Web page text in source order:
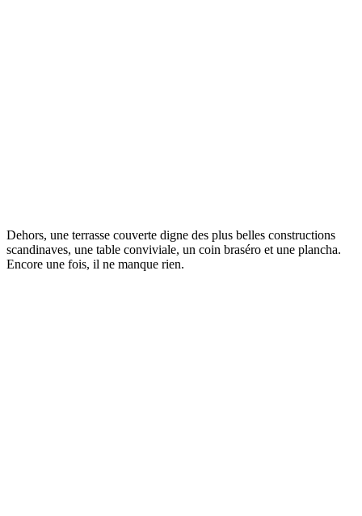
Dehors, une terrasse couverte digne des plus belles constructions
scandinaves, une table conviviale, un coin braséro et une plancha.
Encore une fois, il ne manque rien.